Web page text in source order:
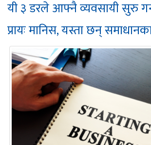
यी ३ डरले आफ्नै व्यवसायी सुरु
प्रायः मानिस, यस्ता छन्